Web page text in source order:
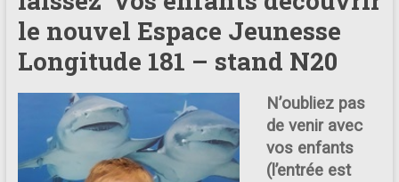
le nouvel Espace Jeunesse
Longitude 181 – stand N20
N’oubliez pas
de venir avec
vos enfants
(l’entrée est